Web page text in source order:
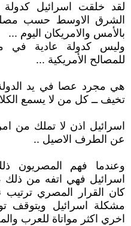
لقد خلقت اسرائيل
الشرق الاوسط حسب
بالأمس والامريكان اليوم ...
وليس كدولة عادية في
للمصالح الأمريكية ...
هي مجرد عصا في يد الدولة
تخيف ــ كل من لا يسمع
اسرائيل اذن لا تملك من
عن الطرف الاصيل ..
وعندما فهم المصريون
اسرائيل فهي اتفه من ذلك
كان القرار المصري
مشكلة اسرائيل ويتوقف
اخري اكثر مواتاة للعرب